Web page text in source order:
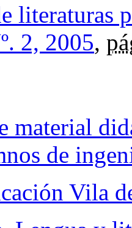
literaturas
2, 2005,
material
de
Vila